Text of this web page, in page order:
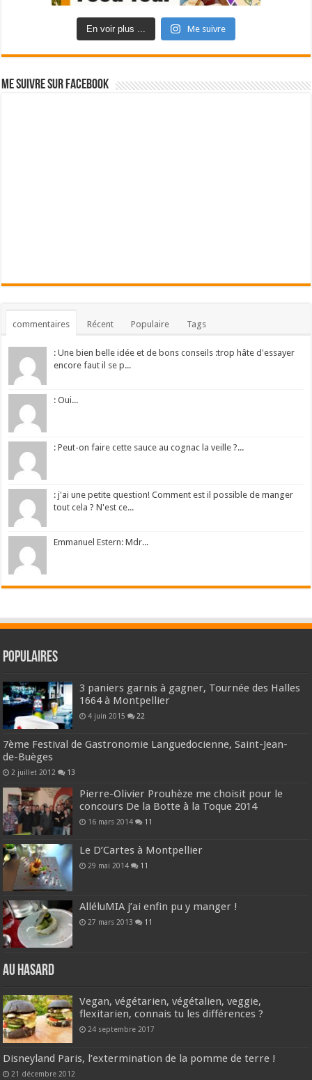
En voir plus ... Me suivre
Me suivre sur Facebook
commentaires Récent Populaire Tags
: Une bien belle idée et de bons conseils :trop hâte d'essayer
encore faut il se p...
: Oui...
: Peut-on faire cette sauce au cognac la veille ?...
: j'ai une petite question! Comment est il possible de manger
tout cela ? N'est ce...
Emmanuel Estern: Mdr...
Populaires
3 paniers garnis à gagner, Tournée des Halles
1664 à Montpellier
4 juin 2015 22
7ème Festival de Gastronomie Languedocienne, Saint-Jean-
de-Buèges
2 juillet 2012 13
Pierre-Olivier Prouhèze me choisit pour le
concours De la Botte à la Toque 2014
16 mars 2014 11
Le D’Cartes à Montpellier
29 mai 2014 11
AlléluMIA j’ai enfin pu y manger !
27 mars 2013 11
Au hasard
Vegan, végétarien, végétalien, veggie,
flexitarien, connais tu les différences ?
24 septembre 2017
Disneyland Paris, l’extermination de la pomme de terre !
21 décembre 2012